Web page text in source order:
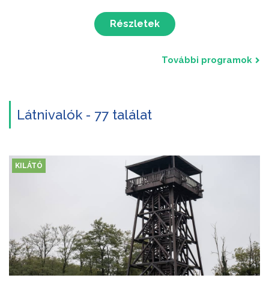
trófeabemutató és még sok meglepetés várja a
Részletek
További programok
Látnivalók - 77 találat
KILÁTÓ